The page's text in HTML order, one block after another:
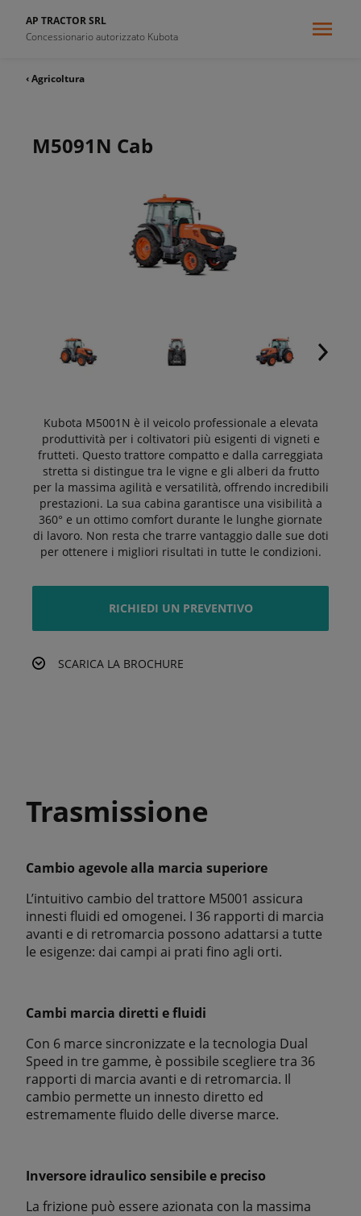
AP TRACTOR SRL
Concessionario autorizzato Kubota
‹ Agricoltura
M5091N Cab
Kubota M5001N è il veicolo professionale a elevata
produttività per i coltivatori più esigenti di vigneti e
frutteti. Questo trattore compatto e dalla carreggiata
stretta si distingue tra le vigne e gli alberi da frutto
per la massima agilità e versatilità, offrendo incredibili
prestazioni. La sua cabina garantisce una visibilità a
360° e un ottimo comfort durante le lunghe giornate
di lavoro. Non resta che trarre vantaggio dalle sue doti
per ottenere i migliori risultati in tutte le condizioni.
RICHIEDI UN PREVENTIVO
SCARICA LA BROCHURE
Trasmissione
Cambio agevole alla marcia superiore
L’intuitivo cambio del trattore M5001 assicura
innesti fluidi ed omogenei. I 36 rapporti di marcia
avanti e di retromarcia possono adattarsi a tutte
le esigenze: dai campi ai prati fino agli orti.
Cambi marcia diretti e fluidi
Con 6 marce sincronizzate e la tecnologia Dual
Speed in tre gamme, è possibile scegliere tra 36
rapporti di marcia avanti e di retromarcia. Il
cambio permette un innesto diretto ed
estremamente fluido delle diverse marce.
Inversore idraulico sensibile e preciso
La frizione può essere azionata con la massima